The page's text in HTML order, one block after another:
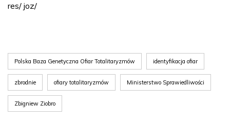
res/ joz/
Polska Baza Genetyczna Ofiar Totalitaryzmów identyfikacja ofiar
zbrodnie ofiary totalitaryzmów Ministerstwo Sprawiedliwości
Zbigniew Ziobro